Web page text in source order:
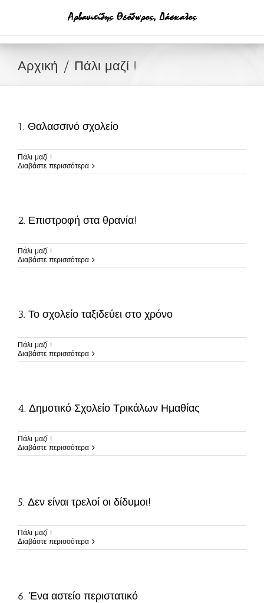
Αρχική Πάλι μαζί !
1. Θαλασσινό σχολείο
Πάλι μαζί !
Διαβάστε περισσότερα
2. Επιστροφή στα θρανία!
Πάλι μαζί !
Διαβάστε περισσότερα
3. Το σχολείο ταξιδεύει στο χρόνο
Πάλι μαζί !
Διαβάστε περισσότερα
4. Δημοτικό Σχολείο Τρικάλων Ημαθίας
Πάλι μαζί !
Διαβάστε περισσότερα
5. Δεν είναι τρελοί οι δίδυμοι!
Πάλι μαζί !
Διαβάστε περισσότερα
6. Ένα αστείο περιστατικό